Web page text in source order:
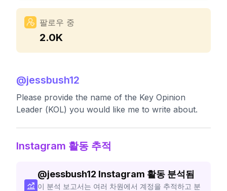
팔로우 중
2.0K
@jessbush12
Please provide the name of the Key Opinion
Leader (KOL) you would like me to write about.
Instagram 활동 추적
@jessbush12 Instagram 활동 분석됨
이 분석 보고서는 여러 차원에서 계정을 추적하고 분